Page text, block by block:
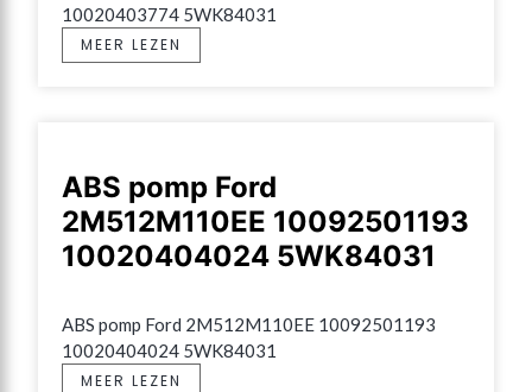
10020403774 5WK84031
MEER LEZEN
ABS pomp Ford
2M512M110EE 10092501193
10020404024 5WK84031
ABS pomp Ford 2M512M110EE 10092501193
10020404024 5WK84031
MEER LEZEN